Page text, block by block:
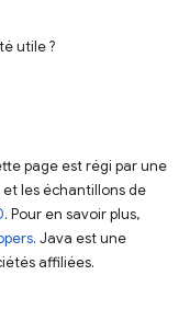
utile ?
page est régi par une
et les échantillons de
. Pour en savoir plus,
. Java est une
affiliées.